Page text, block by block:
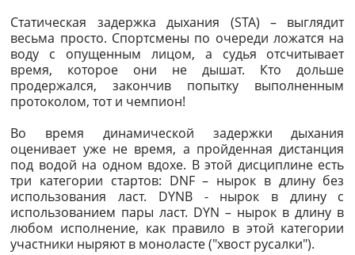
Статическая задержка дыхания (STA) – выглядит
весьма просто. Спортсмены по очереди ложатся на
воду с опущенным лицом, а судья отсчитывает
время, которое они не дышат. Кто дольше
продержался, закончив попытку выполненным
протоколом, тот и чемпион!
Во время динамической задержки дыхания
оценивает уже не время, а пройденная дистанция
под водой на одном вдохе. В этой дисциплине есть
три категории стартов: DNF – нырок в длину без
использования ласт. DYNB - нырок в длину с
использованием пары ласт. DYN – нырок в длину в
любом исполнение, как правило в этой категории
участники ныряют в моноласте ("хвост русалки").